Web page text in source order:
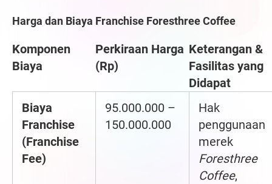
Harga dan Biaya Franchise Foresthree Coffee
Komponen
Biaya
Perkiraan Harga
(Rp)
Keterangan &
Fasilitas yang
Didapat
Biaya
Franchise
(Franchise
Fee)
95.000.000 –
150.000.000
Hak
penggunaan
merek
Foresthree
Coffee,